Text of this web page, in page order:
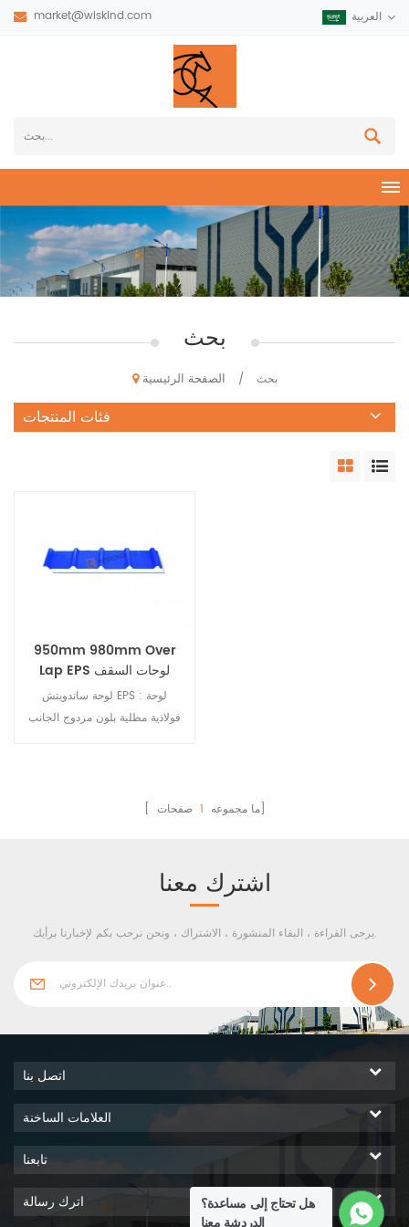
market@wiskind.com العربية
بحث
الصفحة الرئيسية / بحث
فئات المنتجات
950mm 980mm Over
Lap EPS لوحات السقف
المعزولة
لوحة ساندويتش EPS : لوحة
فولاذية مطلية بلون مزدوج الجانب
الحراري الممتاز ، الوزن الخفيف
[ ما مجموعه 1 صفحات]
اشترك معنا
يرجى القراءة ، البقاء المنشورة ، الاشتراك ، ونحن نرحب بكم لإخبارنا برأيك.
هل تحتاج إلى مساعدة؟
اتصل بنا
العلامات الساخنة
تابعنا
اترك رسالة